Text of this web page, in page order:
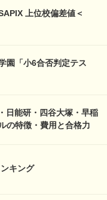
上位校偏差値＜
園「小6合否判定テス
日能研・四谷大塚・早稲
の特徴・費用と合格力
キング